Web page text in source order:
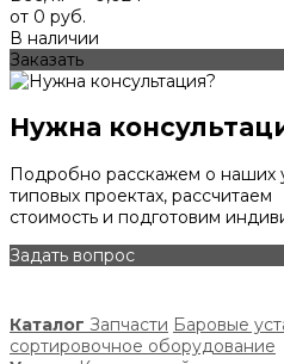
от 0 руб.
В наличии
Заказать
Нужна
Подробно расскажем о наших
типовых проектах, рассчитаем
стоимость и подготовим
Задать вопрос
Каталог Запчасти Баровые
сортировочное оборудование